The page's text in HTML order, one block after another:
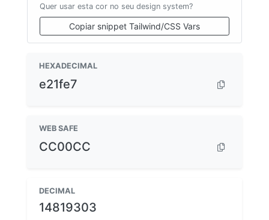
Quer usar esta cor no seu design system?
Copiar snippet Tailwind/CSS Vars
HEXADECIMAL
e21fe7
WEB SAFE
CC00CC
DECIMAL
14819303